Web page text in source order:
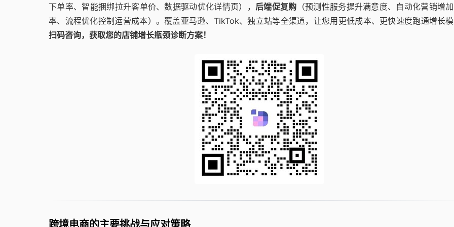
下单率、智能捆绑拉升客单价、数据驱动优化详情页）， 后端促复购 （预测性服务提升满意度、自动化营销增
率、流程优化控制运营成本）。覆盖亚马逊、TikTok、独立站等全渠道，让您用更低成本、更快速度跑通增长模
扫码咨询，获取您的店铺增长瓶颈诊断方案！
跨境电商的主要挑战与应对策略